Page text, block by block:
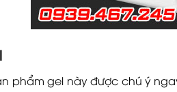
phẩm gel này được chú ý